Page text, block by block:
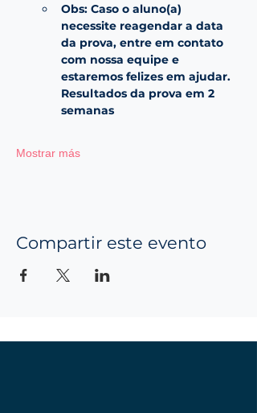
Obs: Caso o aluno(a)
necessite reagendar a data
da prova, entre em contato
com nossa equipe e
estaremos felizes em ajudar.
Resultados da prova em 2
semanas
Mostrar más
Compartir este evento